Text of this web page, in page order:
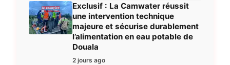
Exclusif : La Camwater réussit
une intervention technique
majeure et sécurise durablement
l’alimentation en eau potable de
Douala
2 jours ago